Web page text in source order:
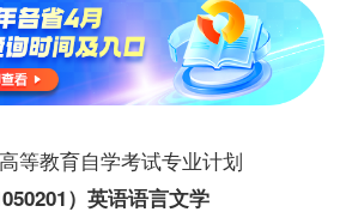
等教育自学考试专业计划
）英语语言文学